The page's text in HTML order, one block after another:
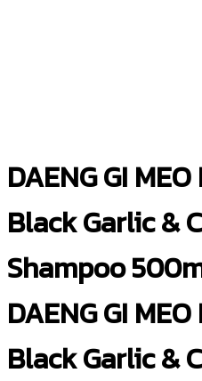
DAENG GI
Black Garlic &
Shampoo
DAENG GI
Black Garlic &